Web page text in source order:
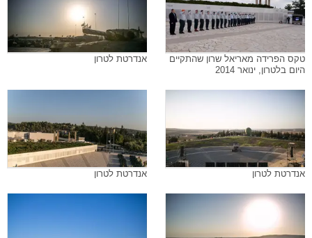
טקס הפרידה מאריאל שרון שהתקיים
היום בלטרון, ינואר 2014
אנדרטת לטרון
אנדרטת לטרון אנדרטת לטרון